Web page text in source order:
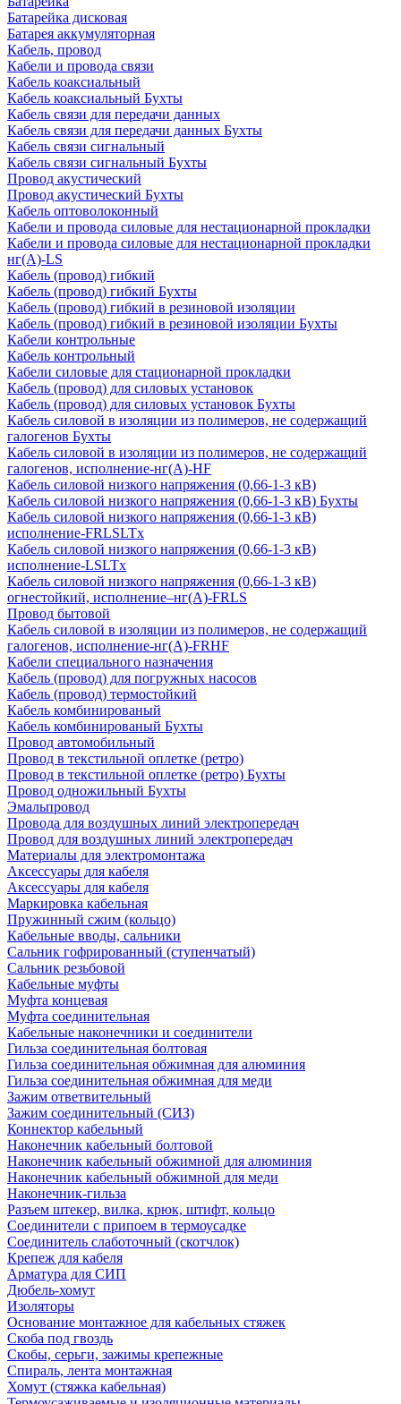
Батарейка дисковая
Батарея аккумуляторная
Кабель, провод
Кабели и провода связи
Кабель коаксиальный
Кабель коаксиальный Бухты
Кабель связи для передачи данных
Кабель связи для передачи данных Бухты
Кабель связи сигнальный
Кабель связи сигнальный Бухты
Провод акустический
Провод акустический Бухты
Кабель оптоволоконный
Кабели и провода силовые для нестационарной прокладки
Кабели и провода силовые для нестационарной прокладки
нг(А)-LS
Кабель (провод) гибкий
Кабель (провод) гибкий Бухты
Кабель (провод) гибкий в резиновой изоляции
Кабель (провод) гибкий в резиновой изоляции Бухты
Кабели контрольные
Кабель контрольный
Кабели силовые для стационарной прокладки
Кабель (провод) для силовых установок
Кабель (провод) для силовых установок Бухты
Кабель силовой в изоляции из полимеров, не содержащий
галогенов Бухты
Кабель силовой в изоляции из полимеров, не содержащий
галогенов, исполнение-нг(А)-HF
Кабель силовой низкого напряжения (0,66-1-3 кВ)
Кабель силовой низкого напряжения (0,66-1-3 кВ) Бухты
Кабель силовой низкого напряжения (0,66-1-3 кВ)
исполнение-FRLSLTx
Кабель силовой низкого напряжения (0,66-1-3 кВ)
исполнение-LSLTx
Кабель силовой низкого напряжения (0,66-1-3 кВ)
огнестойкий, исполнение–нг(А)-FRLS
Провод бытовой
Кабель силовой в изоляции из полимеров, не содержащий
галогенов, исполнение-нг(А)-FRHF
Кабели специального назначения
Кабель (провод) для погружных насосов
Кабель (провод) термостойкий
Кабель комбинированый
Кабель комбинированый Бухты
Провод автомобильный
Провод в текстильной оплетке (ретро)
Провод в текстильной оплетке (ретро) Бухты
Провод одножильный Бухты
Эмальпровод
Провода для воздушных линий электропередач
Провод для воздушных линий электропередач
Материалы для электромонтажа
Аксессуары для кабеля
Аксессуары для кабеля
Маркировка кабельная
Пружинный сжим (кольцо)
Кабельные вводы, сальники
Сальник гофрированный (ступенчатый)
Сальник резьбовой
Кабельные муфты
Муфта концевая
Муфта соединительная
Кабельные наконечники и соединители
Гильза соединительная болтовая
Гильза соединительная обжимная для алюминия
Гильза соединительная обжимная для меди
Зажим ответвительный
Зажим соединительный (СИЗ)
Коннектор кабельный
Наконечник кабельный болтовой
Наконечник кабельный обжимной для алюминия
Наконечник кабельный обжимной для меди
Наконечник-гильза
Разъем штекер, вилка, крюк, штифт, кольцо
Соединители с припоем в термоусадке
Соединитель слаботочный (скотчлок)
Крепеж для кабеля
Арматура для СИП
Дюбель-хомут
Изоляторы
Основание монтажное для кабельных стяжек
Скоба под гвоздь
Скобы, серьги, зажимы крепежные
Спираль, лента монтажная
Хомут (стяжка кабельная)